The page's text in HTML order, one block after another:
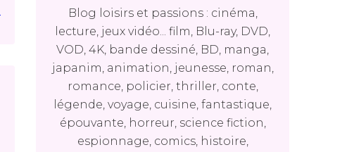
Blog loisirs et passions : cinéma,
lecture, jeux vidéo... film, Blu-ray, DVD,
VOD, 4K, bande dessiné, BD, manga,
japanim, animation, jeunesse, roman,
romance, policier, thriller, conte,
légende, voyage, cuisine, fantastique,
épouvante, horreur, science fiction,
espionnage, comics, histoire,